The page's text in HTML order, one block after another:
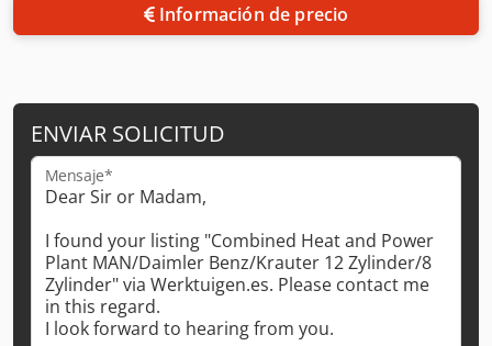
Información de precio
ENVIAR SOLICITUD
Mensaje*